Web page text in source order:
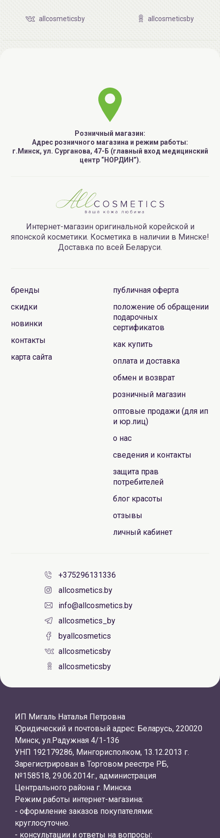
allcosmeticsby allcosmeticsby
Розничный магазин:
Адрес розничного магазина и режим работы:
г.Минск, ул. Сурганова, 47-Б (главный вход медицинский
центр “НОРДИН”).
Интернет-магазин оригинальной корейской и
японской косметики. Косметика в наличии в Минске!
Доставка по всей Беларуси.
бренды
скидки
новинки
контакты
карта сайта
публичная оферта
положение об обращении
подарочных
сертификатов
как купить
оплата и доставка
обмен и возврат
розничный магазин
оптовые продажи (для ип
и юр.лиц)
о нас
сведения и контакты
защита прав
потребителей
блог красоты
отзывы
личный кабинет
+375296131336
allcosmetics.by
info@allcosmetics.by
allcosmetics_by
byallcosmetics
allcosmeticsby
allcosmeticsby
ИП Мигаль Наталья Петровна
Юридический и почтовый адрес: Беларусь, 220020
Минск, ул.Радужная 4/1-136
УНП 192179286, Мингорисполком, 13.12.2013 г.
Зарегистрирован в Торговом реестре РБ,
№158518, 29.06.2014г., администрация
Центрального района г. Минска
Режим работы интернет-магазина:
- оформление заказов покупателями:
круглосуточно.
- консультации и ответы на вопросы: